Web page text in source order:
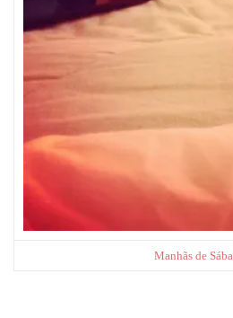
Manhãs de